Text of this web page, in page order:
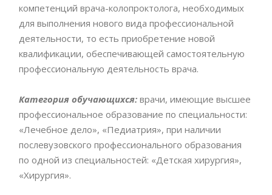
компетенций врача-колопроктолога, необходимых
для выполнения нового вида профессиональной
деятельности, то есть приобретение новой
квалификации, обеспечивающей самостоятельную
профессиональную деятельность врача.
Категория обучающихся: врачи, имеющие высшее
профессиональное образование по специальности:
«Лечебное дело», «Педиатрия», при наличии
послевузовского профессионального образования
по одной из специальностей: «Детская хирургия»,
«Хирургия».